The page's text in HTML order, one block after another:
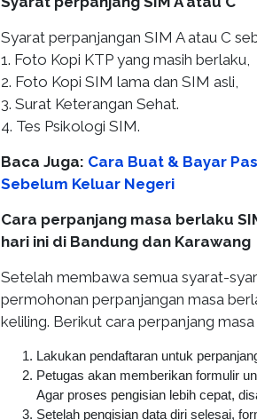
Syarat perpanjangan SIM A atau C
1. Foto Kopi KTP yang masih berlaku,
2. Foto Kopi SIM lama dan SIM asli,
3. Surat Keterangan Sehat.
4. Tes Psikologi SIM.
Baca Juga: Cara Buat & Bayar
Sebelum Keluar Negeri
Cara perpanjang masa berlaku
hari ini di Bandung dan Karawang
Setelah membawa semua syarat-
permohonan perpanjangan masa
keliling. Berikut cara perpanjang
Lakukan pendaftaran untuk
Petugas akan memberikan formulir
Agar proses pengisian lebih cepat,
Setelah pengisian data diri selesai,